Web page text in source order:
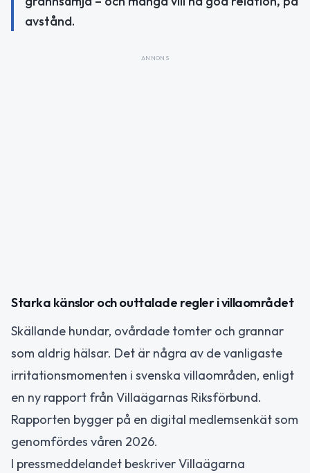
avstånd.
ANNONS
Starka känslor och outtalade regler i villaområdet
Skällande hundar, ovårdade tomter och grannar
som aldrig hälsar. Det är några av de vanligaste
irritationsmomenten i svenska villaområden, enligt
en ny rapport från Villaägarnas Riksförbund.
Rapporten bygger på en digital medlemsenkät som
genomfördes våren 2026.
I pressmeddelandet beskriver Villaägarna